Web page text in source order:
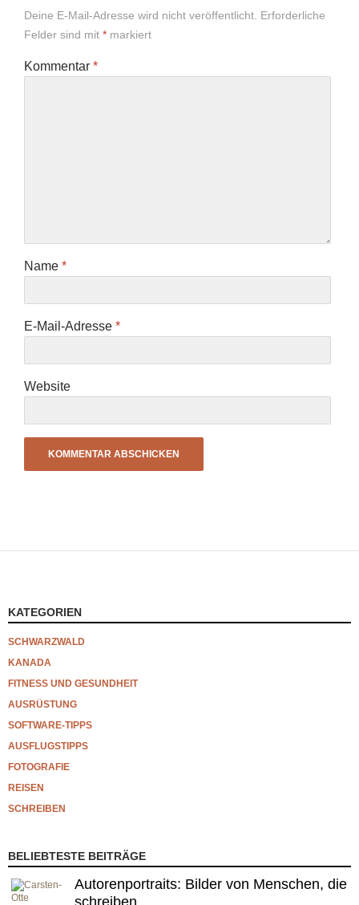
Deine E-Mail-Adresse wird nicht veröffentlicht. Erforderliche
Felder sind mit * markiert
Kommentar *
Name *
E-Mail-Adresse *
Website
KATEGORIEN
SCHWARZWALD
KANADA
FITNESS UND GESUNDHEIT
AUSRÜSTUNG
SOFTWARE-TIPPS
AUSFLUGSTIPPS
FOTOGRAFIE
REISEN
SCHREIBEN
BELIEBTESTE BEITRÄGE
Autorenportraits: Bilder von Menschen, die
schreiben